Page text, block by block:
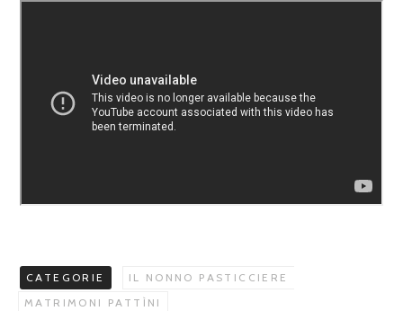
CATEGORIE
IL NONNO PASTICCIERE
MATRIMONI PATTÌNI